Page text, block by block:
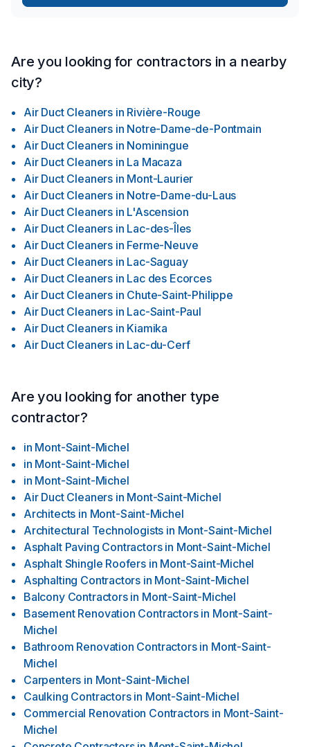
Are you looking for contractors in a nearby
city?
Air Duct Cleaners in Rivière-Rouge
Air Duct Cleaners in Notre-Dame-de-Pontmain
Air Duct Cleaners in Nominingue
Air Duct Cleaners in La Macaza
Air Duct Cleaners in Mont-Laurier
Air Duct Cleaners in Notre-Dame-du-Laus
Air Duct Cleaners in L'Ascension
Air Duct Cleaners in Lac-des-Îles
Air Duct Cleaners in Ferme-Neuve
Air Duct Cleaners in Lac-Saguay
Air Duct Cleaners in Lac des Ecorces
Air Duct Cleaners in Chute-Saint-Philippe
Air Duct Cleaners in Lac-Saint-Paul
Air Duct Cleaners in Kiamika
Air Duct Cleaners in Lac-du-Cerf
Are you looking for another type
contractor?
in Mont-Saint-Michel
in Mont-Saint-Michel
in Mont-Saint-Michel
Air Duct Cleaners in Mont-Saint-Michel
Architects in Mont-Saint-Michel
Architectural Technologists in Mont-Saint-Michel
Asphalt Paving Contractors in Mont-Saint-Michel
Asphalt Shingle Roofers in Mont-Saint-Michel
Asphalting Contractors in Mont-Saint-Michel
Balcony Contractors in Mont-Saint-Michel
Basement Renovation Contractors in Mont-Saint-
Michel
Bathroom Renovation Contractors in Mont-Saint-
Michel
Carpenters in Mont-Saint-Michel
Caulking Contractors in Mont-Saint-Michel
Commercial Renovation Contractors in Mont-Saint-
Michel